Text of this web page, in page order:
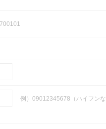
例）09012345678（ハイフンな